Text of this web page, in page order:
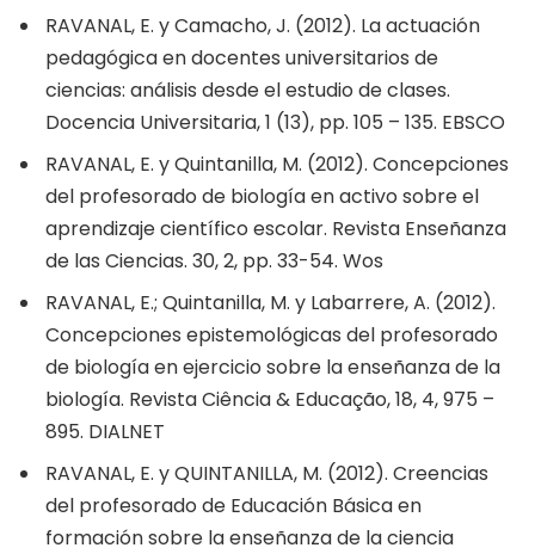
RAVANAL, E. y Camacho, J. (2012). La actuación
pedagógica en docentes universitarios de
ciencias: análisis desde el estudio de clases.
Docencia Universitaria, 1 (13), pp. 105 – 135. EBSCO
RAVANAL, E. y Quintanilla, M. (2012). Concepciones
del profesorado de biología en activo sobre el
aprendizaje científico escolar. Revista Enseñanza
de las Ciencias. 30, 2, pp. 33-54. Wos
RAVANAL, E.; Quintanilla, M. y Labarrere, A. (2012).
Concepciones epistemológicas del profesorado
de biología en ejercicio sobre la enseñanza de la
biología. Revista Ciência & Educação, 18, 4, 975 –
895. DIALNET
RAVANAL, E. y QUINTANILLA, M. (2012). Creencias
del profesorado de Educación Básica en
formación sobre la enseñanza de la ciencia